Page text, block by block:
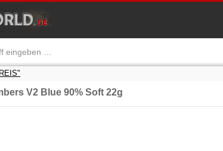
V2 Blue 90% Soft 22g